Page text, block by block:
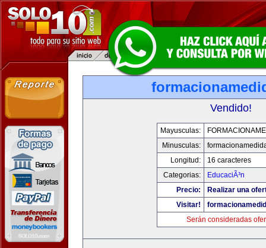
Vendido!
Mayusculas:
Minusculas:
Longitud:
16 caracteres
Categorias:
EducaciÃ³n
Precio:
Realizar una
Visitar!
Serán consideradas